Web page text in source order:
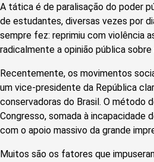
A tática é de paralisação do poder
de estudantes, diversas vezes por
sempre fez: reprimiu com violência
radicalmente a opinião pública
Recentemente, os movimentos
um vice-presidente da República
conservadoras do Brasil. O método
Congresso, somada à
com o apoio massivo da grande
Muitos são os fatores que